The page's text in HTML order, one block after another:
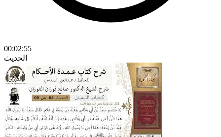
00:02:55
الحديث